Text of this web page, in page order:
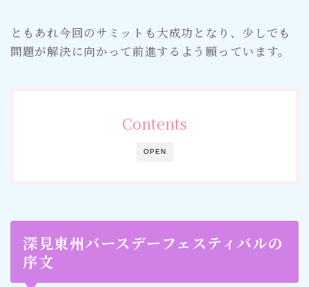
ともあれ今回のサミットも大成功となり、少しでも
問題が解決に向かって前進するよう願っています。
OPEN
Contents
深見東州バースデーフェスティバルの
序文